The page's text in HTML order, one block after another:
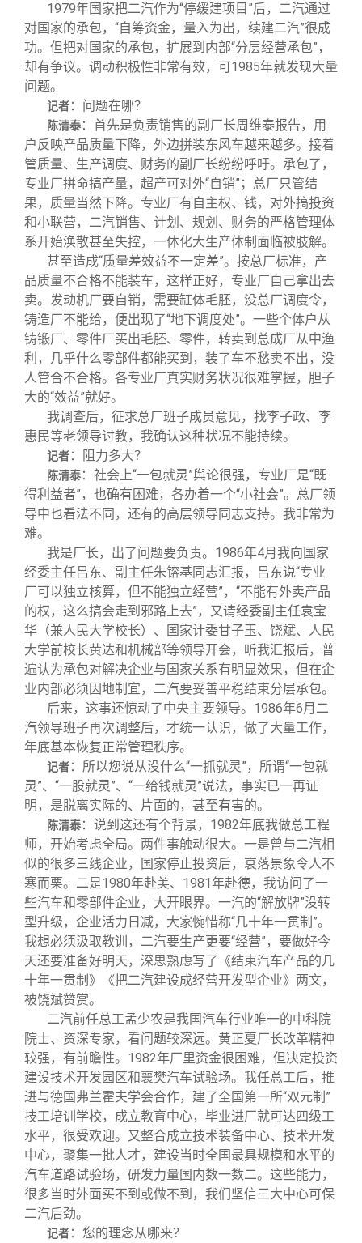
1979年国家把二汽作为“停缓建项目”后，二汽通过
对国家的承包，“自筹资金，量入为出，续建二汽”很成
功。但把对国家的承包，扩展到内部“分层经营承包”，
却有争议。调动积极性非常有效，可1985年就发现大量
问题。
记者：问题在哪？
陈清泰：首先是负责销售的副厂长周维泰报告，用
户反映产品质量下降，外边拼装东风车越来越多。接着
管质量、生产调度、财务的副厂长纷纷呼吁。承包了，
专业厂拼命搞产量，超产可对外“自销”；总厂只管结
果，质量当然下降。专业厂有自主权、钱，对外搞投资
和小联营，二汽销售、计划、规划、财务的严格管理体
系开始涣散甚至失控，一体化大生产体制面临被肢解。
甚至造成“质量差效益不一定差”。按总厂标准，产
品质量不合格不能装车，这样正好，专业厂自己拿出去
卖。发动机厂要自销，需要缸体毛胚，没总厂调度令，
铸造厂不能给，便出现了“地下调度处”。一些个体户从
铸锻厂、零件厂买出毛胚、零件，转卖到总成厂从中渔
利，几乎什么零部件都能买到，装了车不愁卖不出，没
人管合不合格。各专业厂真实财务状况很难掌握，胆子
大的“效益”就好。
我调查后，征求总厂班子成员意见，找李子政、李
惠民等老领导讨教，我确认这种状况不能持续。
记者：阻力多大？
陈清泰：社会上“一包就灵”舆论很强，专业厂是“既
得利益者”，也确有困难，各办着一个“小社会”。总厂领
导中也看法不同，还有的高层领导同志支持。我非常为
难。
我是厂长，出了问题要负责。1986年4月我向国家
经委主任吕东、副主任朱镕基同志汇报，吕东说“专业
厂可以独立核算，但不能独立经营”，“不能有外卖产品
的权，这么搞会走到邪路上去”，又请经委副主任袁宝
华（兼人民大学校长）、国家计委甘子玉、饶斌、人民
大学前校长黄达和机械部等领导开会，听我汇报后，普
遍认为承包对解决企业与国家关系有明显效果，但在企
业内部必须因地制宜，二汽要妥善平稳结束分层承包。
后来，这事还惊动了中央主要领导。1986年6月二
汽领导班子再次调整后，才统一认识，做了大量工作，
年底基本恢复正常管理秩序。
记者：所以您说从没什么“一抓就灵”，所谓“一包就
灵”、“一股就灵”、“一给钱就灵”说法，事实已一再证
明，是脱离实际的、片面的，甚至有害的。
陈清泰：说到这还有个背景，1982年底我做总工程
师，开始考虑全局。两件事触动很大。一是曾与二汽相
似的很多三线企业，国家停止投资后，衰落景象令人不
寒而栗。二是1980年赴美、1981年赴德，我访问了一
些汽车和零部件企业，大开眼界。一汽的“解放牌”没转
型升级，企业活力日减，大家惋惜称“几十年一贯制”。
我想必须汲取教训，二汽要生产更要“经营”，要做好今
天还要准备好明天，深思熟虑写了《结束汽车产品的几
十年一贯制》《把二汽建设成经营开发型企业》两文，
被饶斌赞赏。
二汽前任总工孟少农是我国汽车行业唯一的中科院
院士、资深专家，看问题较深远。黄正夏厂长改革精神
较强，有前瞻性。1982年厂里资金很困难，但决定投资
建设技术开发园区和襄樊汽车试验场。我任总工后，推
进与德国弗兰霍夫学会合作，建了全国第一所“双元制”
技工培训学校，成立教育中心，毕业进厂就可达四级工
水平，很受欢迎。又整合成立技术装备中心、技术开发
中心，聚集一批人才，建设当时全国最具规模和水平的
汽车道路试验场，研发力量国内数一数二。这些能力，
很多当时外面买不到或做不到，我们坚信三大中心可保
二汽后劲。
记者：您的理念从哪来？